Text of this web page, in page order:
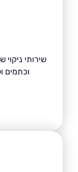
שירותי ניקוי
וכתמים